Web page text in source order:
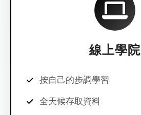
線上學院
按自己的步調學習
全天候存取資料